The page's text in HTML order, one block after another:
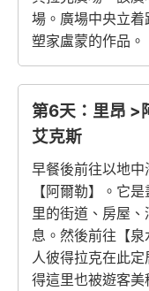
場。廣場中央立
塑家盧蒙的作品。
第6天：里昂 >
艾克斯
早餐後前往以地
【阿爾勒】。它
里的街道、房屋
息。然後前往【
人彼得拉克在此
得這里也被遊客